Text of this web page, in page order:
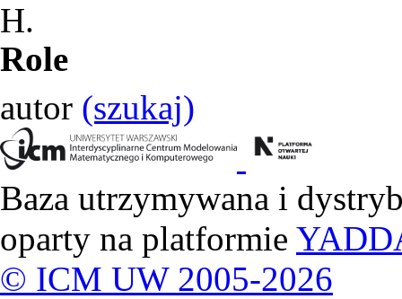
H.
Role
autor (szukaj)
Baza utrzymywana i
oparty na platformie
© ICM UW 2005-2026